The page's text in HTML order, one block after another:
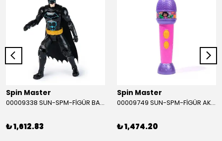
Spin Master
00009338 SUN-SPM-FİGÜR BATMAN NİNJA STRIKE 30 CM. EXC.
₺ 1,612.83
Spin Master
00009749 SUN-SPM-FİGÜR AKS. DORA MİKROFON YAĞMUR ORMANI RİTMİ (DORA) SESLİ
₺ 1,474.20